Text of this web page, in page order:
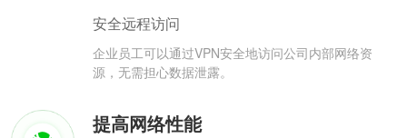
安全远程访问
企业员工可以通过VPN安全地访问公司内部网络资
源，无需担心数据泄露。
提高网络性能